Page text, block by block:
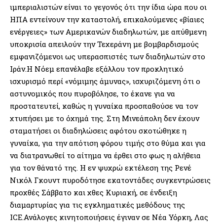
ιμπεριαλιστών είναι το γεγονός ότι την ίδια ώρα που οι
ΗΠΑ εντείνουν την καταστολή, επικαλούμενες «βίαιες
ενέργειες» των Αμερικανών διαδηλωτών, με απύθμενη
υποκρισία απειλούν την Τεχεράνη με βομβαρδισμούς
εμφανιζόμενοι ως υπερασπιστές των διαδηλωτών στο
Ιράν.Η Νόεμ επανέλαβε εξάλλου τον προκλητικό
ισχυρισμό περί «νόμιμης άμυνας», ισχυριζόμενη ότι ο
αστυνομικός που πυροβόλησε, το έκανε για να
προστατευτεί, καθώς η γυναίκα προσπαθούσε να τον
χτυπήσει με το όχημά της. Στη Μινεάπολη δεν έχουν
σταματήσει οι διαδηλώσεις αφότου σκοτώθηκε η
γυναίκα, για την απότιση φόρου τιμής στο θύμα και για
να διατρανωθεί το αίτημα να έρθει στο φως η αλήθεια
για τον θάνατό της. Η εν ψυχρώ εκτέλεση της Ρενέ
Νικόλ Γκουντ πυροδότησε εκατοντάδες συγκεντρώσεις
προχθές Σάββατο και χθες Κυριακή, σε ένδειξη
διαμαρτυρίας για τις εγκληματικές μεθόδους της
ICE.Ανάλογες κινητοποιήσεις έγιναν σε Νέα Υόρκη, Λας